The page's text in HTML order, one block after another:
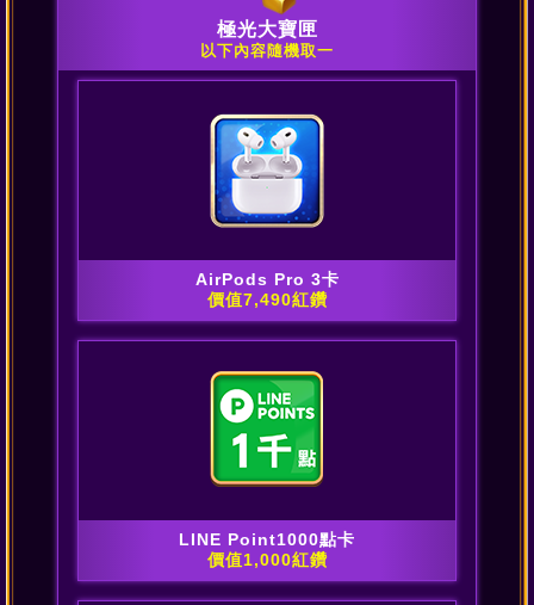
極光大寶匣
以下內容隨機取一
AirPods Pro 3卡
價值7,490紅鑽
LINE Point1000點卡
價值1,000紅鑽